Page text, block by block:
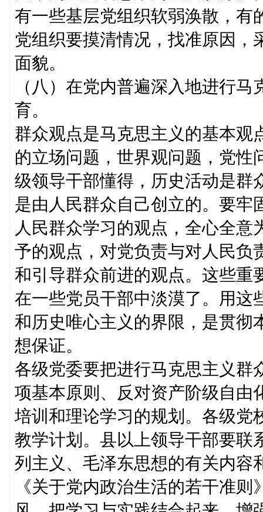
有一些基层党组织软弱涣散，有
党组织要摸清情况，找准原因，
面貌。
（八）在党内普遍深入地进行
育。
群众观点是马克思主义的基本观
的立场问题，世界观问题，党性
级领导干部懂得，历史活动是群
是由人民群众自己创立的。要牢
人民群众学习的观点，全心全
予的观点，对党负责与对人民负
和引导群众前进的观点。这些重
在一些党员干部中淡漠了。用这
和历史唯心主义的界限，是贯彻
想保证。
各级党委要把进行马克思主义群
项基本原则、反对资产阶级自由
培训和理论学习的规划。各级党
教学计划。县以上领导干部要联
列主义、毛泽东思想的有关内容
《关于党内政治生活的若干准